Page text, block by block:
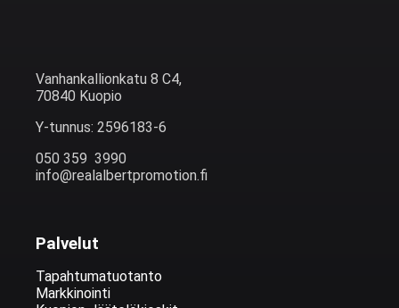
Vanhankallionkatu 8 C4,
70840 Kuopio
Y-tunnus: 2596183-6
050 359 3990
info@realalbertpromotion.fi
Palvelut
Tapahtumatuotanto
Markkinointi